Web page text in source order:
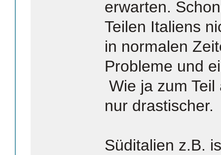
erwarten.
Teilen Italiens
in normalen
Probleme und
Wie ja zum
nur drastischer.
Süditalien z.B.